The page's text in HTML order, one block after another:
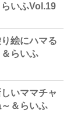
いふVol.19
絵にハマる
らいふ
いママチャ
＆らいふ